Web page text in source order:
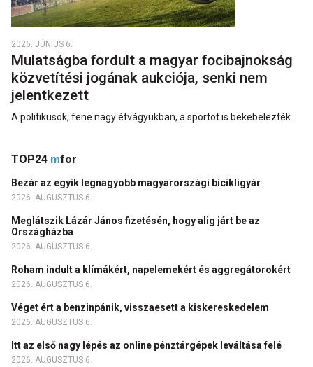
2026. JÚNIUS 6.
Mulatságba fordult a magyar focibajnokság
közvetítési jogának aukciója, senki nem
jelentkezett
A politikusok, fene nagy étvágyukban, a sportot is bekebelezték.
TOP24 mfor
Bezár az egyik legnagyobb magyarországi bicikligyár
2026. AUGUSZTUS 6.
Meglátszik Lázár János fizetésén, hogy alig járt be az
Országházba
2026. AUGUSZTUS 6.
Roham indult a klímákért, napelemekért és aggregátorokért
2026. AUGUSZTUS 6.
Véget ért a benzinpánik, visszaesett a kiskereskedelem
2026. AUGUSZTUS 6.
Itt az első nagy lépés az online pénztárgépek leváltása felé
2026. AUGUSZTUS 6.